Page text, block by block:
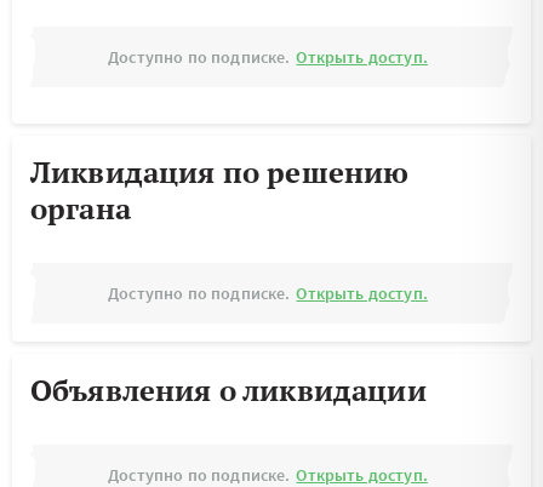
Доступно по подписке. Открыть доступ.
Ликвидация по решению
органа
Доступно по подписке. Открыть доступ.
Объявления о ликвидации
Доступно по подписке. Открыть доступ.